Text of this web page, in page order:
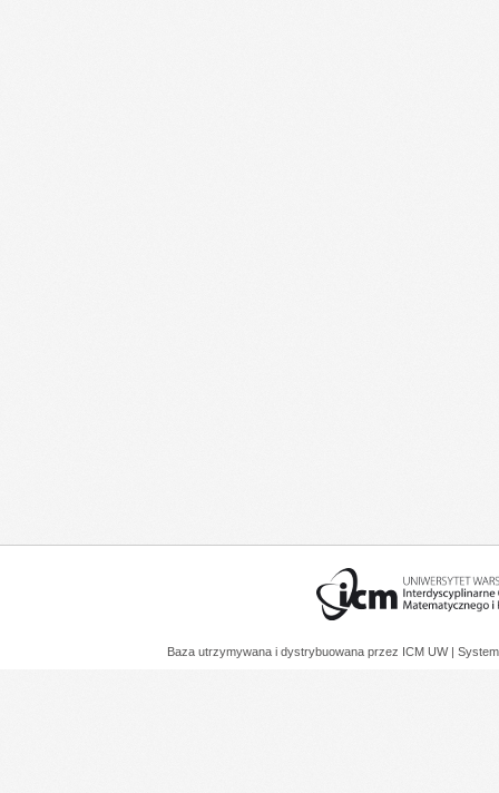
Baza utrzymywana i dystrybuowana przez ICM UW |